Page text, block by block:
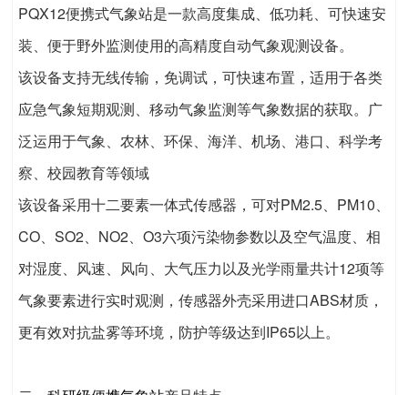
PQX12便携式气象站是一款高度集成、低功耗、可快速安
装、便于野外监测使用的高精度自动气象观测设备。
该设备支持无线传输，免调试，可快速布置，适用于各类
应急气象短期观测、移动气象监测等气象数据的获取。广
泛运用于气象、农林、环保、海洋、机场、港口、科学考
察、校园教育等领域
该设备采用十二要素一体式传感器，可对PM2.5、PM10、
CO、SO2、NO2、O3六项污染物参数以及空气温度、相
对湿度、风速、风向、大气压力以及光学雨量共计12项等
气象要素进行实时观测，传感器外壳采用进口ABS材质，
更有效对抗盐雾等环境，防护等级达到IP65以上。